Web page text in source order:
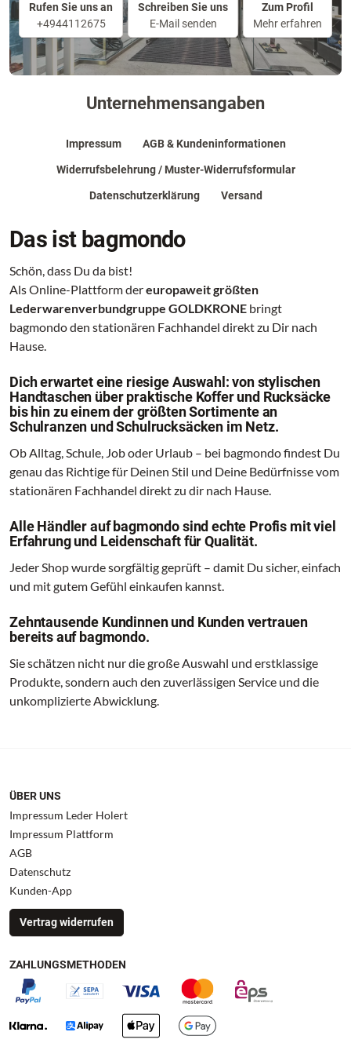
Rufen Sie uns an
+4944112675
Schreiben Sie uns
E-Mail senden
Zum Profil
Mehr erfahren
Unternehmensangaben
Impressum AGB & Kundeninformationen
Widerrufsbelehrung / Muster-Widerrufsformular
Datenschutzerklärung Versand
Das ist bagmondo
Schön, dass Du da bist!
Als Online-Plattform dereuropaweit größten
Lederwarenverbundgruppe GOLDKRONE bringt
bagmondo den stationären Fachhandel direkt zu Dir nach
Hause.
Dich erwartet eine riesige Auswahl: von stylischen
Handtaschen über praktische Koffer und Rucksäcke
bis hin zu einem der größten Sortimente an
Schulranzen und Schulrucksäcken im Netz.
Ob Alltag, Schule, Job oder Urlaub – bei bagmondo findest Du
genau das Richtige für Deinen Stil und Deine Bedürfnisse vom
stationären Fachhandel direkt zu dir nach Hause.
Alle Händler auf bagmondo sind echte Profis mit viel
Erfahrung und Leidenschaft für Qualität.
Jeder Shop wurde sorgfältig geprüft – damit Du sicher, einfach
und mit gutem Gefühl einkaufen kannst.
Zehntausende Kundinnen und Kunden vertrauen
bereits auf bagmondo.
Sie schätzen nicht nur die große Auswahl und erstklassige
Produkte, sondern auch den zuverlässigen Service und die
unkomplizierte Abwicklung.
ÜBER UNS
Impressum Leder Holert
Impressum Plattform
AGB
Datenschutz
Kunden-App
Vertrag widerrufen
ZAHLUNGSMETHODEN